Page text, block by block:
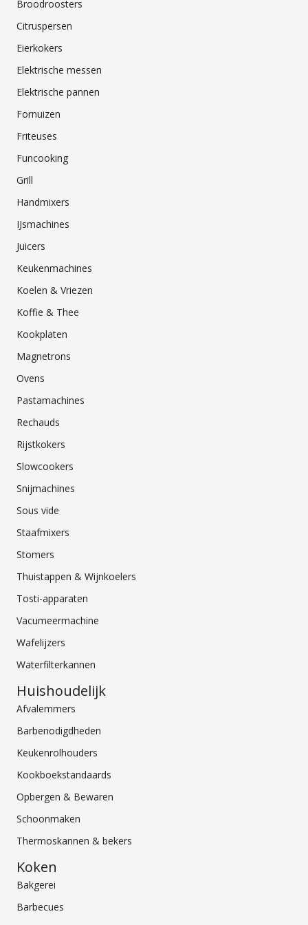
Broodroosters
Citruspersen
Eierkokers
Elektrische messen
Elektrische pannen
Fornuizen
Friteuses
Funcooking
Grill
Handmixers
IJsmachines
Juicers
Keukenmachines
Koelen & Vriezen
Koffie & Thee
Kookplaten
Magnetrons
Ovens
Pastamachines
Rechauds
Rijstkokers
Slowcookers
Snijmachines
Sous vide
Staafmixers
Stomers
Thuistappen & Wijnkoelers
Tosti-apparaten
Vacumeermachine
Wafelijzers
Waterfilterkannen
Huishoudelijk
Afvalemmers
Barbenodigdheden
Keukenrolhouders
Kookboekstandaards
Opbergen & Bewaren
Schoonmaken
Thermoskannen & bekers
Koken
Bakgerei
Barbecues